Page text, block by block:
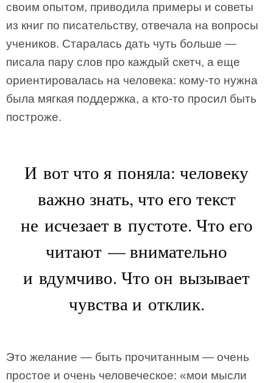
своим опытом, приводила примеры и советы
из книг по писательству, отвечала на вопросы
учеников. Старалась дать чуть больше —
писала пару слов про каждый скетч, а еще
ориентировалась на человека: кому-то нужна
была мягкая поддержка, а кто-то просил быть
построже.
И вот что я поняла: человеку
важно знать, что его текст
не исчезает в пустоте. Что его
читают — внимательно
и вдумчиво. Что он вызывает
чувства и отклик.
Это желание — быть прочитанным — очень
простое и очень человеческое: «мои мысли